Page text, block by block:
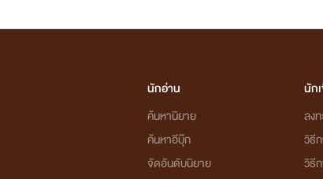
นักอ่าน
ค้นหานิยาย
ค้นหาอีบุ๊ก
จัดอันดับนิยาย
นัก
ลง
วิธี
วิธี